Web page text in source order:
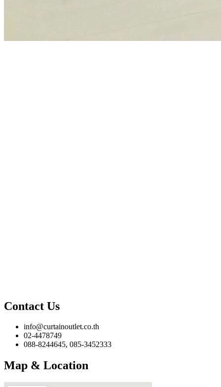
Contact Us
info@curtainoutlet.co.th
02-4478749
088-8244645, 085-3452333
Map & Location